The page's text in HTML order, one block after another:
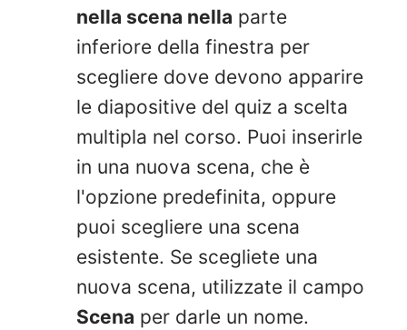
nella scena nella parte
inferiore della finestra per
scegliere dove devono apparire
le diapositive del quiz a scelta
multipla nel corso. Puoi inserirle
in una nuova scena, che è
l'opzione predefinita, oppure
puoi scegliere una scena
esistente. Se scegliete una
nuova scena, utilizzate il campo
Scena per darle un nome.